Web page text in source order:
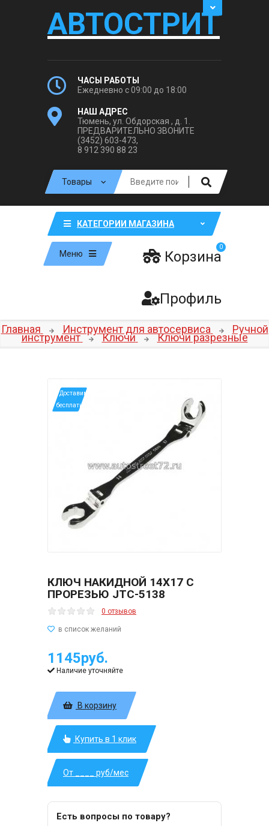
АВТОСТРИТ
ЧАСЫ РАБОТЫ
Ежедневно с 09:00 до 18:00
НАШ АДРЕС
Тюмень, ул. Обдорская , д. 1.
ПРЕДВАРИТЕЛЬНО ЗВОНИТЕ
(3452) 603-473,
8 912 390 88 23
КАТЕГОРИИ МАГАЗИНА
Меню Корзина
0
Профиль
Главная Инструмент для автосервиса Ручной
инструмент Ключи Ключи разрезные
*Доставим
бесплатно
КЛЮЧ НАКИДНОЙ 14Х17 С
ПРОРЕЗЬЮ JTC-5138
0 отзывов
1145руб.
Наличие уточняйте
В корзину
Купить в 1 клик
От ____ руб/мес
Есть вопросы по товару?